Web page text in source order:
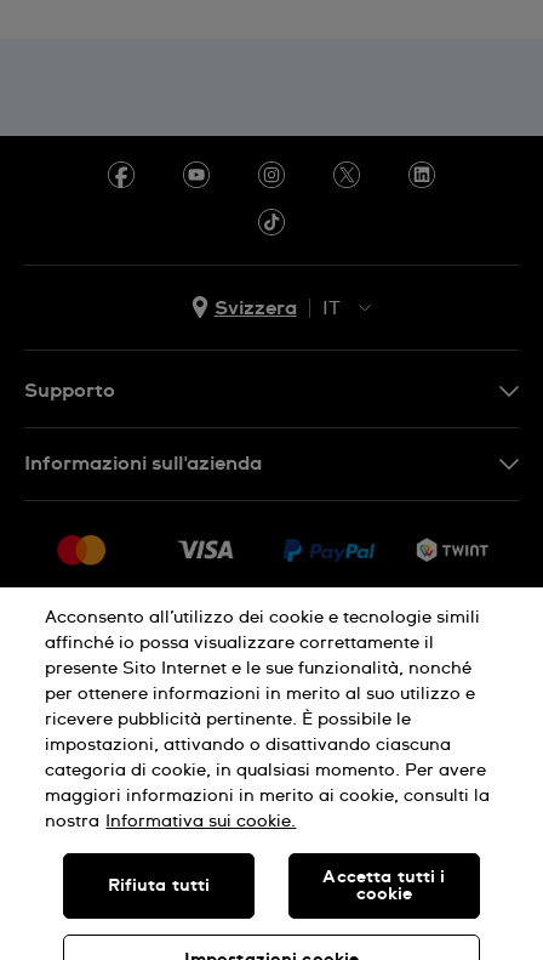
Svizzera
IT
IT
Supporto
Restituzione
Condizioni di vendita
Diritto di recesso
Informazioni sull'azienda
Carriera
Informativa sulla privacy Cookies
Condizioni di utilizzo Infomazioni legali
SWISS MADE
© SWATCH AG 2026, TUTTI I DIRITTI RISERVATI: SWISS WATCHES
Acconsento all’utilizzo dei cookie e tecnologie simili
affinché io possa visualizzare correttamente il
presente Sito Internet e le sue funzionalità, nonché
per ottenere informazioni in merito al suo utilizzo e
ricevere pubblicità pertinente. È possibile le
impostazioni, attivando o disattivando ciascuna
categoria di cookie, in qualsiasi momento. Per avere
maggiori informazioni in merito ai cookie, consulti la
nostra
Informativa sui cookie.
Rifiuta tutti
Accetta tutti i
cookie